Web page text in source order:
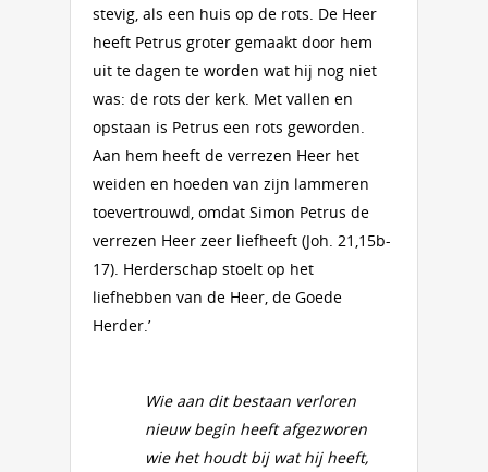
stevig, als een huis op de rots. De Heer
heeft Petrus groter gemaakt door hem
uit te dagen te worden wat hij nog niet
was: de rots der kerk. Met vallen en
opstaan is Petrus een rots geworden.
Aan hem heeft de verrezen Heer het
weiden en hoeden van zijn lammeren
toevertrouwd, omdat Simon Petrus de
verrezen Heer zeer liefheeft (Joh. 21,15b-
17). Herderschap stoelt op het
liefhebben van de Heer, de Goede
Herder.’
Wie aan dit bestaan verloren
nieuw begin heeft afgezworen
wie het houdt bij wat hij heeft,